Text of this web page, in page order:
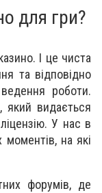
для гри?
І це чиста
та відповідно
роботи.
який видається
У нас в
на які
форумів, де